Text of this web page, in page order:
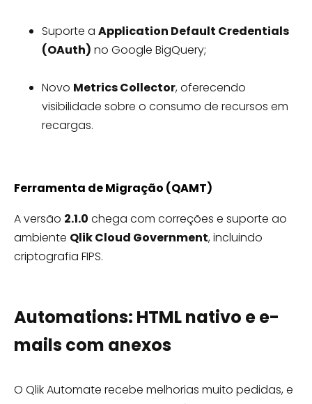
Suporte a Application Default Credentials
(OAuth) no Google BigQuery;
Novo Metrics Collector, oferecendo
visibilidade sobre o consumo de recursos em
recargas.
Ferramenta de Migração (QAMT)
A versão 2.1.0 chega com correções e suporte ao
ambiente Qlik Cloud Government, incluindo
criptografia FIPS.
Automations: HTML nativo e e-
mails com anexos
O Qlik Automate recebe melhorias muito pedidas, e